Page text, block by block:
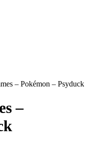
– Pokémon – Psyduck
–